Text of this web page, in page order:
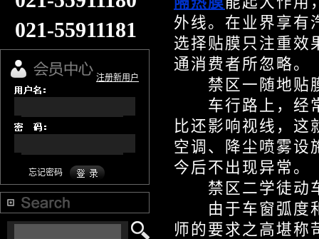
021-55911181
注册新用户
忘记密码
外线。在业界享有
选择贴膜只注重效
通消费者所忽略
禁区一随地贴
车行路上，经常
比还影响视线，这
空调、降尘喷雾设
今后不出现异常。
禁区二学徒动
由于车窗弧度和
师的要求之高堪称